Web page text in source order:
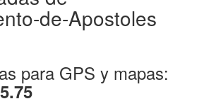
de-Apostoles
para GPS y mapas: